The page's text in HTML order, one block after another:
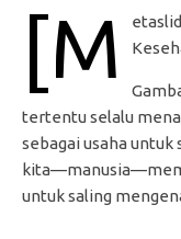
[m
tertentu selalu
sebagai usaha
untuk saling